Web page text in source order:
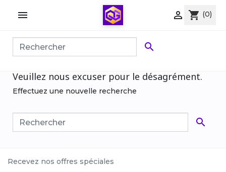
  shopping_cart (0)

Veuillez nous excuser pour le désagrément.
Effectuez une nouvelle recherche

Recevez nos offres spéciales